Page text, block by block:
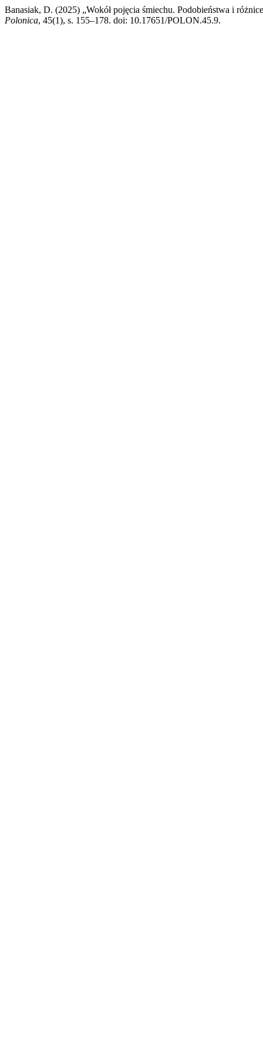
Banasiak, D. (2025) „Wokół pojęcia śmiechu. Podobieństwa i
Polonica, 45(1), s. 155–178. doi: 10.17651/POLON.45.9.